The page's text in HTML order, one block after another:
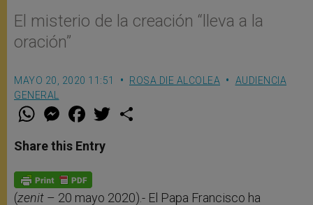
El misterio de la creación “lleva a la
oración”
MAYO 20, 2020 11:51 ROSA DIE ALCOLEA
AUDIENCIA
GENERAL
W
t
s
p
p
M
e
s
e
g
e
r
F
a
e
b
o
k
w
Share this Entry
(zenit – 20 mayo 2020).- El Papa Francisco ha